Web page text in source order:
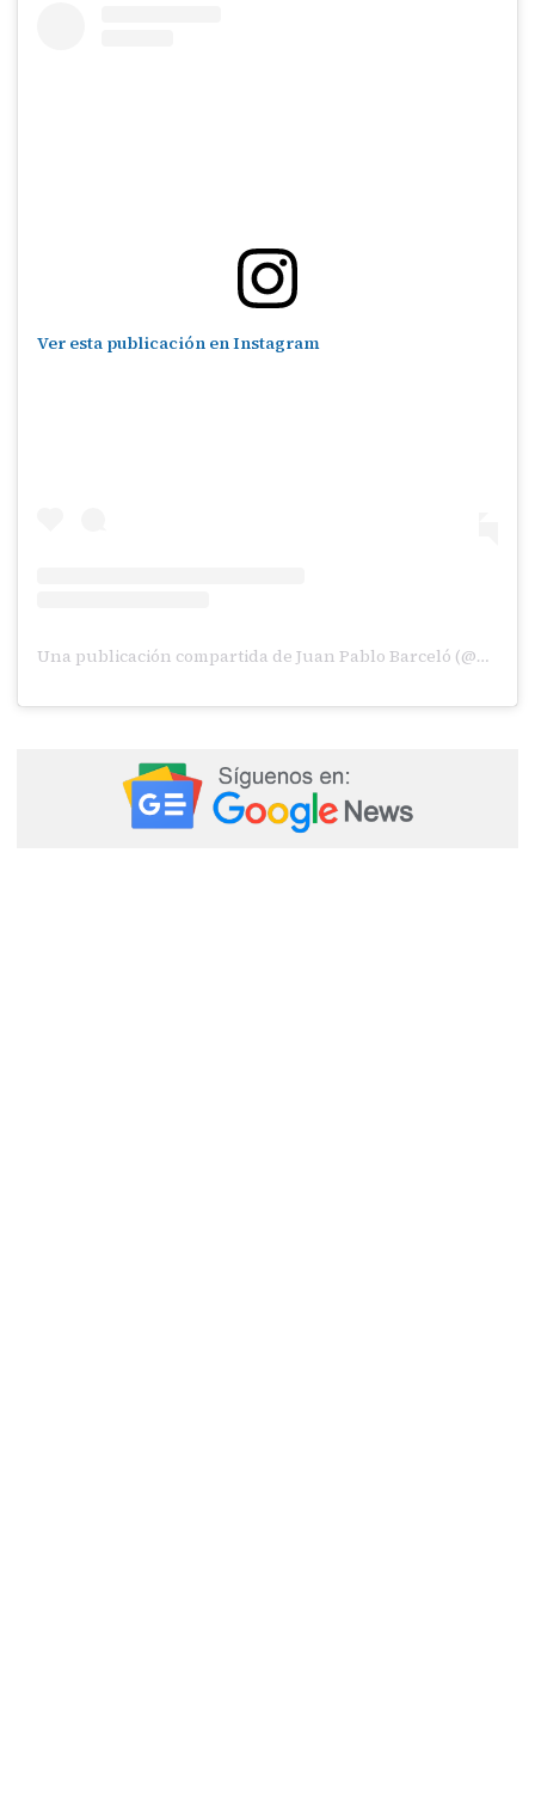
Ver esta publicación en Instagram
Una publicación compartida de Juan Pablo Barceló (@barceloficial)